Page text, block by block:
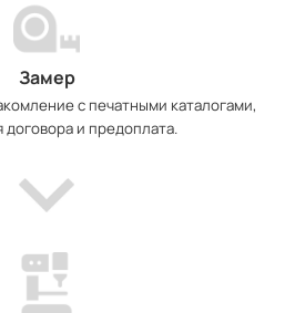
Замер
с печатными каталогами,
и предоплата.